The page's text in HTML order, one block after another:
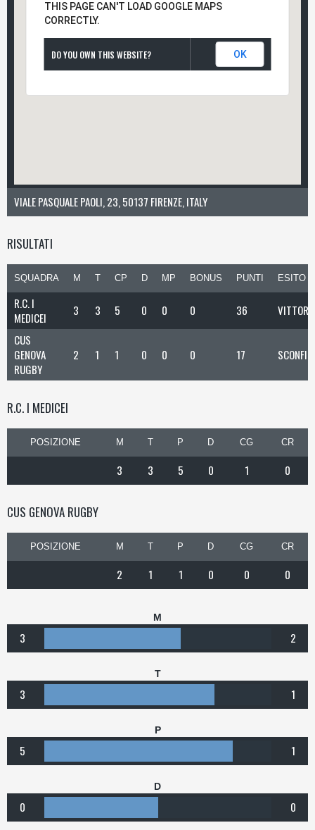
THIS PAGE CAN'T LOAD GOOGLE MAPS
CORRECTLY.
DO YOU OWN THIS WEBSITE? OK
VIALE PASQUALE PAOLI, 23, 50137 FIRENZE, ITALY
RISULTATI
SQUADRA M T CP D MP BONUS PUNTI ESITO
R.C. I
MEDICEI
3 3 5 0 0 0 36
CUS
GENOVA
RUGBY
2 1 1 0 0 0 17
R.C. I MEDICEI
POSIZIONE M T P D CG CR
3 3 5 0 1 0
CUS GENOVA RUGBY
POSIZIONE M T P D CG CR
2 1 1 0 0 0
M
3 2
T
3 1
P
5 1
D
0 0